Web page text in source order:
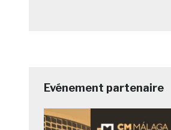
Evénement partenaire